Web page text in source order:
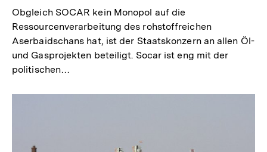
Obgleich SOCAR kein Monopol auf die
Ressourcenverarbeitung des rohstoffreichen
Aserbaidschans hat, ist der Staatskonzern an allen Öl-
und Gasprojekten beteiligt. Socar ist eng mit der
politischen…